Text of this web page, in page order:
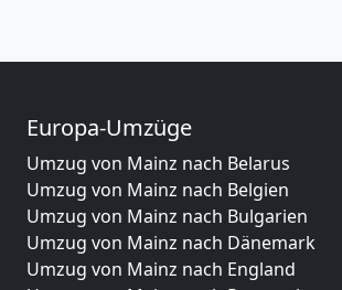
Europa-Umzüge
Umzug von Mainz nach Belarus
Umzug von Mainz nach Belgien
Umzug von Mainz nach Bulgarien
Umzug von Mainz nach Dänemark
Umzug von Mainz nach England